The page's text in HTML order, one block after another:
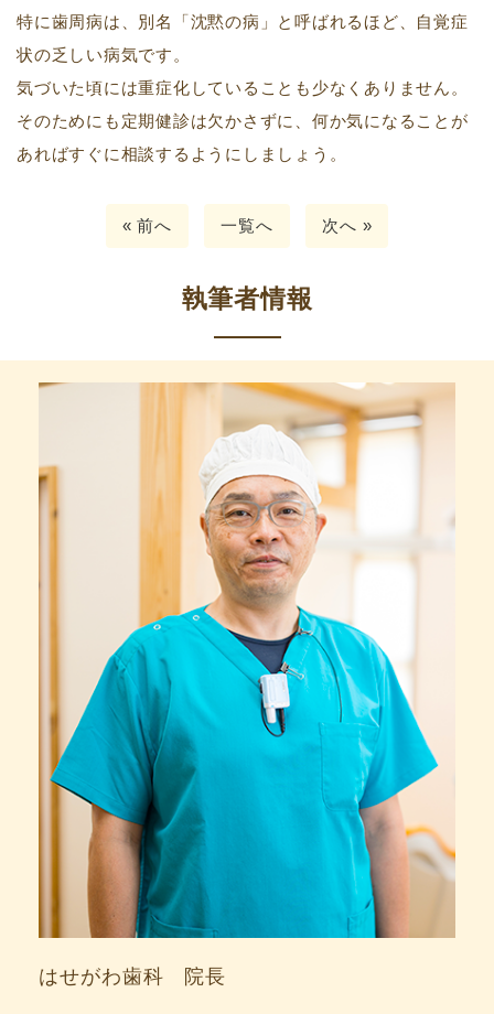
特に歯周病は、別名「沈黙の病」と呼ばれるほど、自覚症
状の乏しい病気です。
気づいた頃には重症化していることも少なくありません。
そのためにも定期健診は欠かさずに、何か気になることが
あればすぐに相談するようにしましょう。
« 前へ 一覧へ 次へ »
執筆者情報
はせがわ歯科 院長